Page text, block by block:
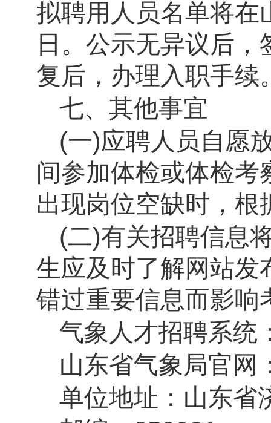
拟聘用人员名单将在
日。公示无异议后
复后，办理入职手续
七、其他事宜
(一)应聘人员自愿
间参加体检或体检
出现岗位空缺时，根
(二)有关招聘信息
生应及时了解网站发
错过重要信息而影响
气象人才招聘系统
山东省气象局官网
单位地址：山东省